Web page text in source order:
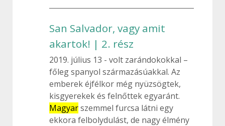
San Salvador, vagy amit
akartok! | 2. rész
2019. július 13
volt zarándokokkal –
főleg spanyol származásúakkal. Az
emberek éjfélkor még nyüzsögtek,
kisgyerekek és felnőttek egyaránt.
Magyarszemmel furcsa látni egy
ekkora felbolydulást, de nagy élmény